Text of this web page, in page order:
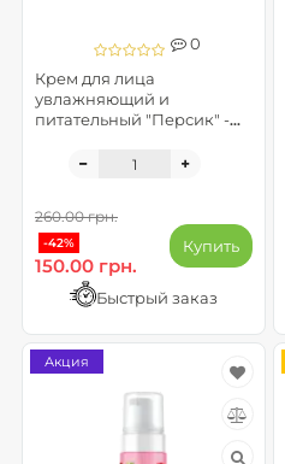
0
Крем для лица
увлажняющий и
питательный "Персик" -
260.00 грн.
-42%
150.00 грн.
Купить
Быстрый заказ
Акция